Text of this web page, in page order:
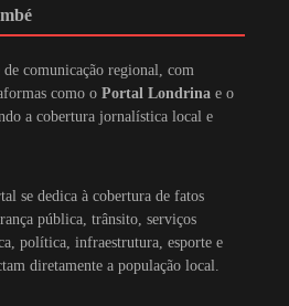
comunicação regional, com
como o Portal Londrina e o
a cobertura jornalística local e
se dedica à cobertura de fatos
pública, trânsito, serviços
política, infraestrutura, esporte e
diretamente a população local.